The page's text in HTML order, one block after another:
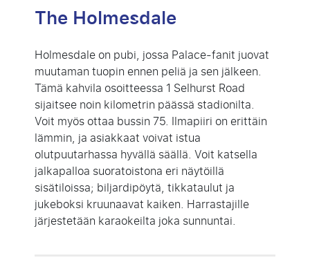
The Holmesdale
Holmesdale on pubi, jossa Palace-fanit juovat
muutaman tuopin ennen peliä ja sen jälkeen.
Tämä kahvila osoitteessa 1 Selhurst Road
sijaitsee noin kilometrin päässä stadionilta.
Voit myös ottaa bussin 75. Ilmapiiri on erittäin
lämmin, ja asiakkaat voivat istua
olutpuutarhassa hyvällä säällä. Voit katsella
jalkapalloa suoratoistona eri näytöillä
sisätiloissa; biljardipöytä, tikkataulut ja
jukeboksi kruunaavat kaiken. Harrastajille
järjestetään karaokeilta joka sunnuntai.